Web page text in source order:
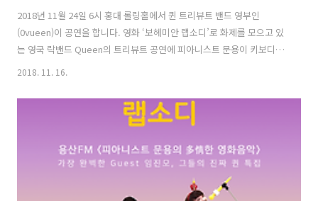
2018년 11월 24일 6시 홍대 롤링홀에서 퀸 트리뷰트 밴드 영부인
(0vueen)이 공연을 합니다. 영화 ‘보헤미안 랩소디’로 화제를 모으고 있
는 영국 락밴드 Queen의 트리뷰트 공연에 피아니스트 문용이 키보디스
트 멤버로 참여합니다. [공연 안내 및 티켓 구매]
서 Champion으로” 당신이 퀸 음악을 들으면 좋은 이유 (Feat. 영부인
밴드)]http://www.wikitree.co.kr/main/news_view.php?
동을 스크린 밖 공연장으로 이어가시길 바랍니다.
2018. 11. 16.